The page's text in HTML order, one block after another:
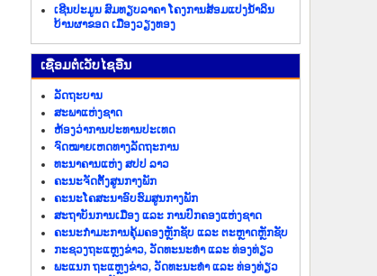
ເຊີນປະມູນ ສົມທຽບລາຄາ ໂຄງການສ້ອມແປງນ້ຳລິນ
ບ້ານຜາຂອດ ເມືອງວຽງທອງ
​ເຊື່ອມ​ຕໍ່​ເວັບ​ໄຊ​ອື່ນ
ລັດ​ຖະ​ບານ
ສະພາແຫ່ງຊາດ
ຫ້ອງວ່າການປະທານປະເທດ
ຈົດໝາຍເຫດທາງລັດຖະການ
ທະນາຄານແຫ່ງ ສປປ ລາວ
ຄະນະຈັດຕັ້ງສູນກາງພັກ
ຄະນະໂຄສະນາອົບຮົມສູນກາງພັກ
ສະຖາບັນການເມືອງ ແລະ ການປົກຄອງແຫ່ງຊາດ
ຄະນະ​ກຳມະການ​ຄຸ້ມ​ຄອງ​ຫຼັກ​ຊັບ ແລະ ຕະຫຼາດຫຼັກຊັບ
ກະຊວງຖະແຫຼງຂ່າວ, ວັດທະນະທຳ ແລະ ທ່ອງທ່ຽວ
ພະແນກ ຖະແຫຼງຂ່າວ, ວັດທະນະທຳ ແລະ ທ່ອງທ່ຽວ